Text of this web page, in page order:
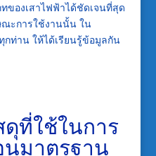
ของเสาไฟฟ้าได้ชัดเจนที่สุด
ณะการใช้งานนั้น ใน
กท่าน ให้ได้เรียนรู้ข้อมูลกัน
ที่ใช้ในการ
มาตรฐาน